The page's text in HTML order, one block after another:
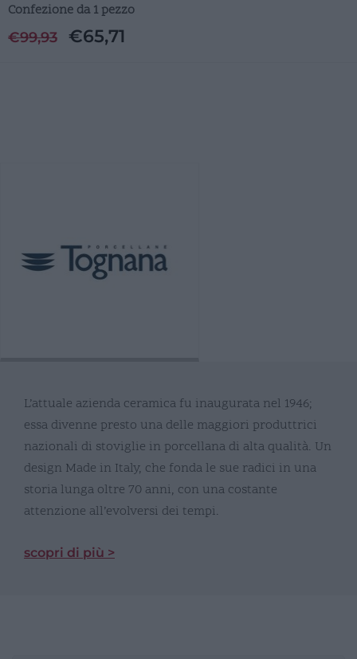
Confezione da 1 pezzo
€99,93 €65,71
L’attuale azienda ceramica fu inaugurata nel 1946;
essa divenne presto una delle maggiori produttrici
nazionali di stoviglie in porcellana di alta qualità. Un
design Made in Italy, che fonda le sue radici in una
storia lunga oltre 70 anni, con una costante
attenzione all’evolversi dei tempi.
scopri di più >